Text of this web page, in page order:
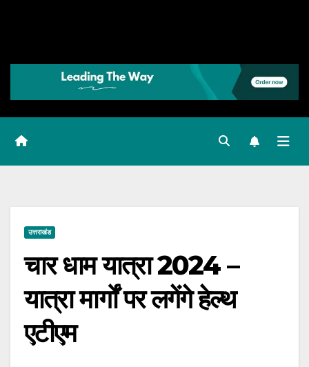
उत्तराखंड
चार धाम यात्रा 2024 –
यात्रा मार्गों पर लगेंगे हेल्थ
एटीएम